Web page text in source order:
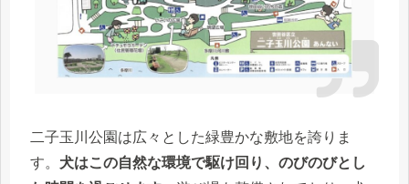
二子玉川公園は広々とした緑豊かな敷地を誇りま
す。 犬はこの自然な環境で駆け回り、のびのびとし